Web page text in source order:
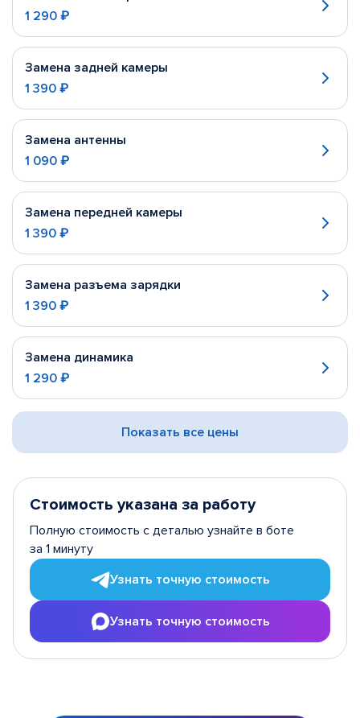
1 290 ₽
Замена задней камеры
1 390 ₽
Замена антенны
1 090 ₽
Замена передней камеры
1 390 ₽
Замена разъема зарядки
1 390 ₽
Замена динамика
1 290 ₽
Показать все цены
Стоимость указана за работу
Полную стоимость с деталью узнайте в боте
за 1 минуту
Узнать точную стоимость
Узнать точную стоимость